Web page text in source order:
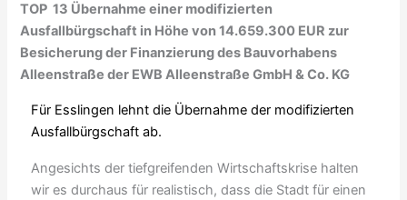
TOP 13 Übernahme einer modifizierten
Ausfallbürgschaft in Höhe von 14.659.300 EUR zur
Besicherung der Finanzierung des Bauvorhabens
Alleenstraße der EWB Alleenstraße GmbH & Co. KG
Für Esslingen lehnt die Übernahme der modifizierten
Ausfallbürgschaft ab.
Angesichts der tiefgreifenden Wirtschaftskrise halten
wir es durchaus für realistisch, dass die Stadt für einen